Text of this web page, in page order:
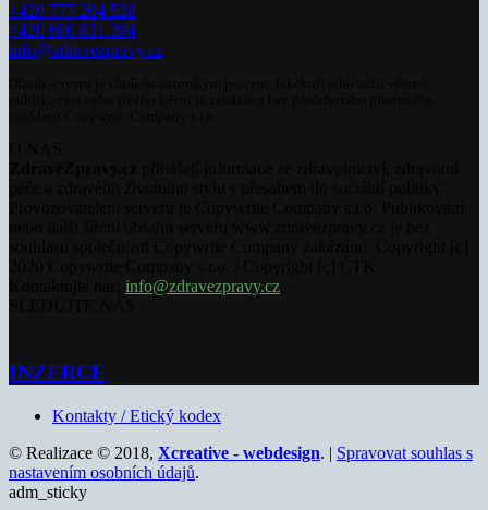
+420 777 264 528
+420 606 831 394
info@zdravezpravy.cz
info@zdravezpravy.cz
INZERCE
Kontakty / Etický kodex
© Realizace © 2018, Xcreative - webdesign. | Spravovat souhlas s
nastavením osobních údajů.
adm_sticky